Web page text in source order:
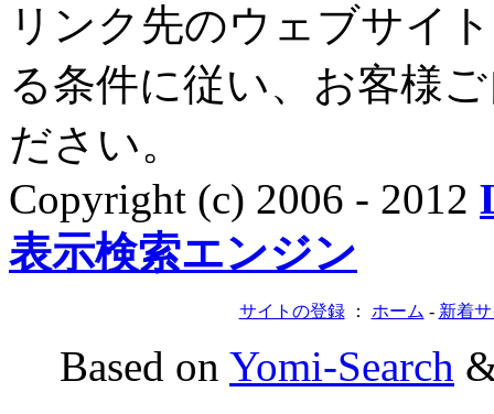
リンク先のウェブサイ
る条件に従い、お客様
ださい。
Copyright (c) 2006 - 2012
表示検索エンジン
サイトの登録： ホーム - 新着
Based on Yomi-Search